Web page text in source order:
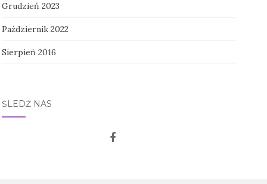
Grudzień 2023
Październik 2022
Sierpień 2016
ŚLEDŹ NAS